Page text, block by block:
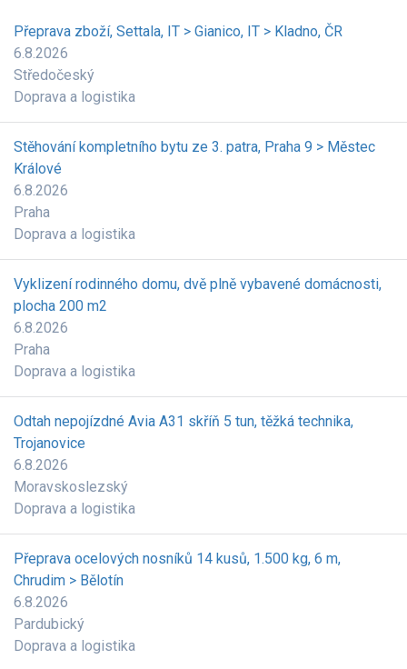
Přeprava zboží, Settala, IT > Gianico, IT > Kladno, ČR
6.8.2026
Středočeský
Doprava a logistika
Stěhování kompletního bytu ze 3. patra, Praha 9 > Městec
Králové
6.8.2026
Praha
Doprava a logistika
Vyklizení rodinného domu, dvě plně vybavené domácnosti,
plocha 200 m2
6.8.2026
Praha
Doprava a logistika
Odtah nepojízdné Avia A31 skříň 5 tun, těžká technika,
Trojanovice
6.8.2026
Moravskoslezský
Doprava a logistika
Přeprava ocelových nosníků 14 kusů, 1.500 kg, 6 m,
Chrudim > Bělotín
6.8.2026
Pardubický
Doprava a logistika